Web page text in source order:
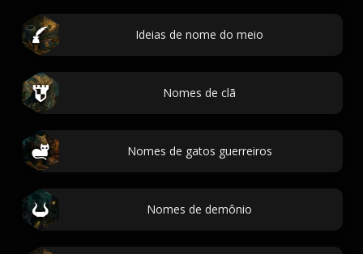
Ideias de nome do meio
Nomes de clã
Nomes de gatos guerreiros
Nomes de demônio